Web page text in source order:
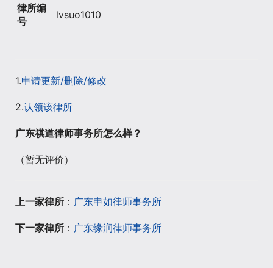
律所编
号
lvsuo1010
1.申请更新/删除/修改
2.认领该律所
广东祺道律师事务所怎么样？
（暂无评价）
上一家律所 ： 广东申如律师事务所
下一家律所 ： 广东缘润律师事务所